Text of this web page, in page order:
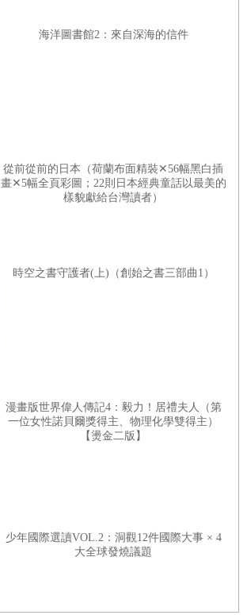
海洋圖書館2：來自深海的信件
從前從前的日本（荷蘭布面精裝✕56幅黑白插
畫✕5幅全頁彩圖；22則日本經典童話以最美的
樣貌獻給台灣讀者）
時空之書守護者(上)（創始之書三部曲1）
漫畫版世界偉人傳記4：毅力！居禮夫人（第
一位女性諾貝爾獎得主、物理化學雙得主）
【燙金二版】
少年國際選讀VOL.2：洞觀12件國際大事 × 4
大全球發燒議題